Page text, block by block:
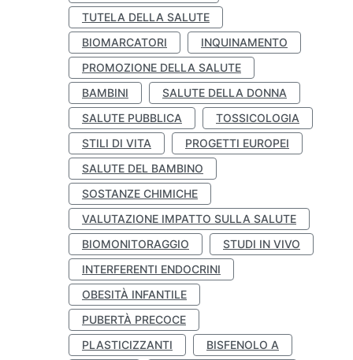
TUTELA DELLA SALUTE
BIOMARCATORI
INQUINAMENTO
PROMOZIONE DELLA SALUTE
BAMBINI
SALUTE DELLA DONNA
SALUTE PUBBLICA
TOSSICOLOGIA
STILI DI VITA
PROGETTI EUROPEI
SALUTE DEL BAMBINO
SOSTANZE CHIMICHE
VALUTAZIONE IMPATTO SULLA SALUTE
BIOMONITORAGGIO
STUDI IN VIVO
INTERFERENTI ENDOCRINI
OBESITÀ INFANTILE
PUBERTÀ PRECOCE
PLASTICIZZANTI
BISFENOLO A